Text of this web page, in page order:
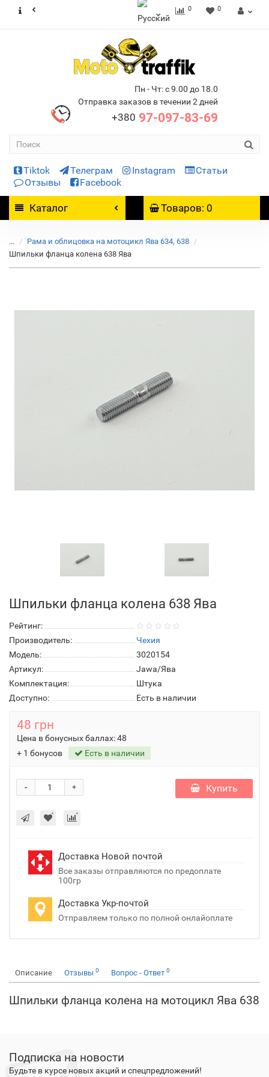
0 0
Пн - Чт: с 9.00 до 18.0
Отправка заказов в течении 2 дней
+380 97-097-83-69
Tiktok Телеграм Instagram
Статьи
Отзывы
Facebook
Каталог Товаров: 0
...
Рама и облицовка на мотоцикл Ява 634, 638
Шпильки фланца колена 638 Ява
Шпильки фланца колена 638 Ява
Рейтинг:
Производитель:
Чехия
Модель:
3020154
Артикул:
Jawa/Ява
Комплектация:
Штука
Доступно:
Есть в наличии
48 грн
Цена в бонусных баллах:48
+ 1 бонусов
Есть в наличии
+
- Купить
Доставка Новой почтой
Все заказы отправляются по предоплате
100гр
Доставка Укр-почтой
Отправляем только по полной онлайоплате
Описание Отзывы 0 Вопрос - Ответ 0
Шпильки фланца колена на мотоцикл Ява 638
Подписка на новости
Будьте в курсе новых акций и спецпредложений!